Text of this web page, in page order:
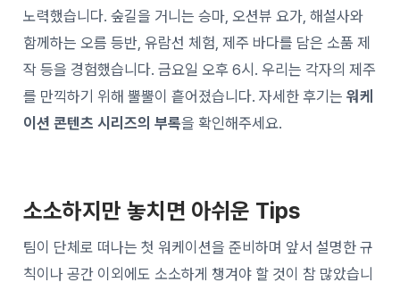
노력했습니다. 숲길을 거니는 승마, 오션뷰 요가, 해설사와
함께하는 오름 등반, 유람선 체험, 제주 바다를 담은 소품 제
작 등을 경험했습니다. 금요일 오후 6시. 우리는 각자의 제주
를 만끽하기 위해 뿔뿔이 흩어졌습니다. 자세한 후기는워케
이션 콘텐츠 시리즈의 부록을 확인해주세요.
소소하지만 놓치면 아쉬운 Tips
팀이 단체로 떠나는 첫 워케이션을 준비하며 앞서 설명한 규
칙이나 공간 이외에도 소소하게 챙겨야 할 것이 참 많았습니